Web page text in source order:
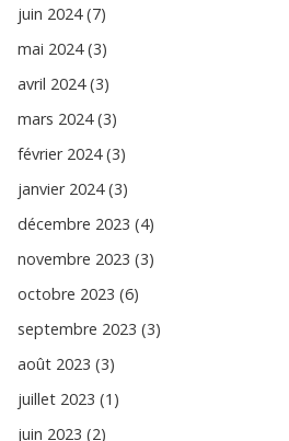
juin 2024 (7)
mai 2024 (3)
avril 2024 (3)
mars 2024 (3)
février 2024 (3)
janvier 2024 (3)
décembre 2023 (4)
novembre 2023 (3)
octobre 2023 (6)
septembre 2023 (3)
août 2023 (3)
juillet 2023 (1)
juin 2023 (2)